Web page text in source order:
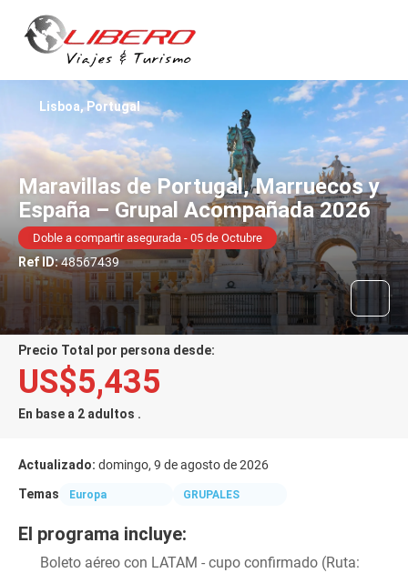
Maravillas de Portugal, Marruecos y
España – Grupal Acompañada 2026
Doble a compartir asegurada - 05 de Octubre
Ref ID:48567439
Lisboa, Portugal
Precio Total por persona desde:
US$5,435
En base a 2 adultos .
Actualizado: domingo, 9 de agosto de 2026
Temas
Europa GRUPALES
El programa incluye:
Boleto aéreo con LATAM - cupo confirmado (Ruta: